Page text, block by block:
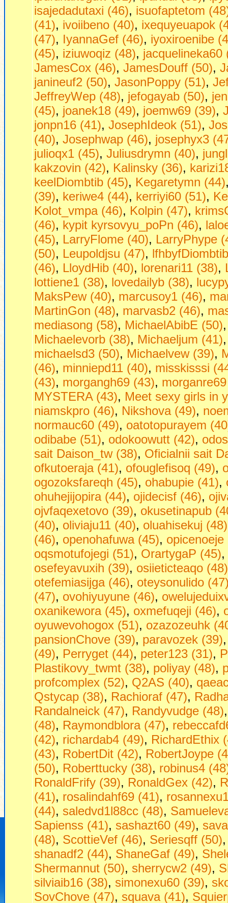
isajedadutaxi (46), isuofaptetom
(41), ivoiibeno (40), ixequyeuapok
(47), IyannaGef (46), iyoxiroenibe
(45), iziuwoqiz (48), jacquelineka60
JamesCox (46), JamesDouff (50),
janineuf2 (50), JasonPoppy (51),
JeffreyWep (48), jefogayab (50),
(45), joanek18 (49), joemw69 (39),
jonpn16 (41), JosephIdeok (51),
(40), Josephwap (46), josephyx3
julioqx1 (45), Juliusdrymn (40),
kakzovin (42), Kalinsky (36),
keelDiombtib (45), Kegaretymn (44)
(39), keriwe4 (44), kerriyi60 (51),
Kolot_vmpa (46), Kolpin (47),
(46), kypit kyrsovyu_poPn (46),
(45), LarryFlome (40), LarryPhype
(50), Leupoldjsu (47),
(46), LloydHib (40), lorenari11 (38),
lottiene1 (38), lovedailyb (38),
MaksPew (40), marcusoy1 (46),
MartinGon (48), marvasb2 (46),
mediasong (58), MichaelAbibE (50)
Michaelevorb (38), Michaeljum (41)
michaelsd3 (50), Michaelvew (39),
(46), minniepd11 (40), misskisssi
(43), morgangh69 (43),
MYSTERA (43), Mееt sеxy girls in
niamskpro (46), Nikshova (49),
normauc60 (49), oatotopurayem
odibabe (51), odokoowutt (42),
sait Daison_tw (38), Oficialnii sait
ofkutoeraja (41), ofouglefisoq (49),
ogozoksfareqh (45), ohabupie (41),
ohuhejijopira (44), ojidecisf (46),
ojvfaqexetovo (39), okusetinapub
(40), oliviaju11 (40), oluahisekuj (48)
(46), openohafuwa (45), opicenoeje
oqsmotufojegi (51), OrartygaP (45),
osefeyavuxih (39), osiieticteaqo (48)
otefemiasijga (46), oteysonulido
(47), ovohiyuyune (46),
oxanikewora (45), oxmefuqeji (46),
oyuwevohogox (51), ozazozeuhk
pansionChove (39), paravozek (39)
(49), Perryget (44), peter123 (31),
Plastikovy_twmt (38), poliyay (48),
profcomplex (52), Q2AS (40),
Qstycap (38), Rachioraf (47),
Randalneick (47), Randyvudge (48)
(48), Raymondblora (47),
(42), richardab4 (49), RichardEthix
(43), RobertDit (42), RobertJoype
(50), Roberttucky (38), robinus4
RonaldFrify (39), RonaldGex (42),
(41), rosalindahf69 (41),
(44), saledvd1l88cc (48),
Sapienss (41), sashazt60 (49),
(48), ScottieVef (46), Seriesqff (50)
shanadf2 (44), ShaneGaf (49),
Shermannut (50), sherrycw2 (49),
silviaib16 (38), simonexu60 (39),
SovChove (47), squava (41),